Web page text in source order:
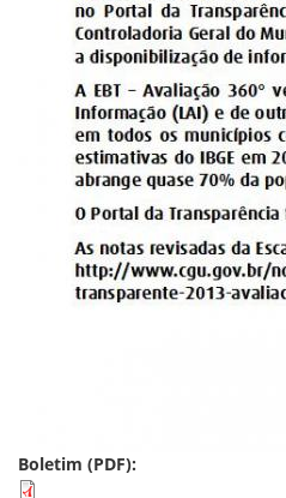
BOLETIM INFORMATIVO
BPM-DAF
ORIENTAÇÕES TÉCNICAS
SEGURANÇA DA
RISI - FAQ
CATÁLOGO DE SERVIÇOS
PARECERES TÉCNICOS
ORIENTAÇÕES
MODELO
PARECERES
PUBLICAÇÕES
PORTARIAS
RESOLUÇÕES
TRANSPARÊNCIA
Boletim (PDF):